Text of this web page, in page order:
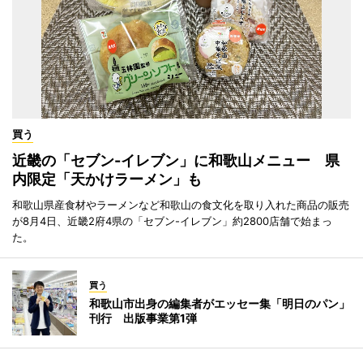
買う
近畿の「セブン-イレブン」に和歌山メニュー 県
内限定「天かけラーメン」も
和歌山県産食材やラーメンなど和歌山の食文化を取り入れた商品の販売
が8月4日、近畿2府4県の「セブン-イレブン」約2800店舗で始まっ
た。
買う
和歌山市出身の編集者がエッセー集「明日のパン」
刊行 出版事業第1弾